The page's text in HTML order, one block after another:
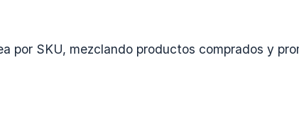
por SKU, mezclando productos comprados y